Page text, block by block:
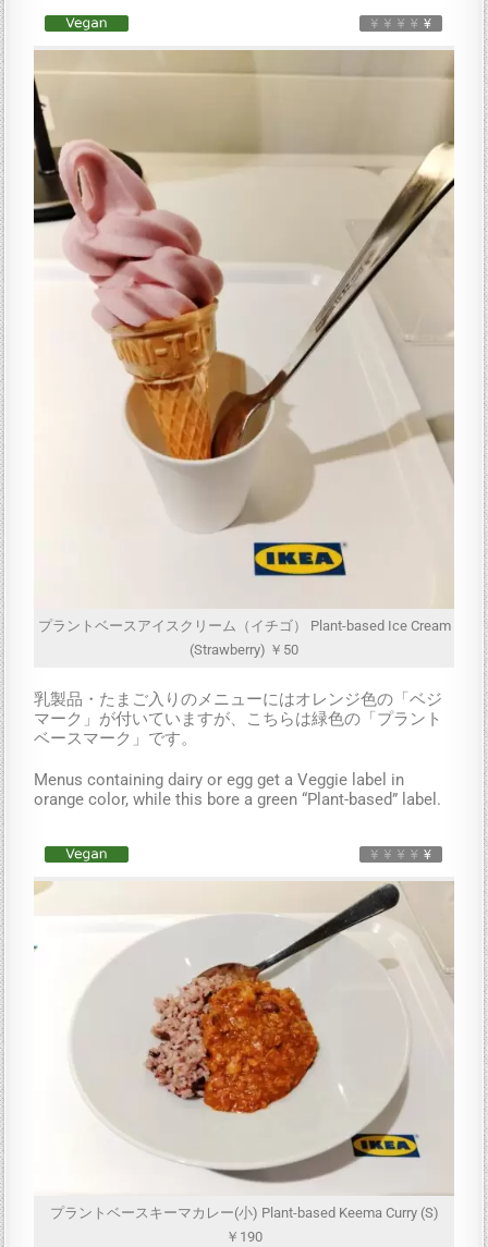
プラントベースアイスクリーム（イチゴ） Plant-based Ice Cream
(Strawberry) ￥50
乳製品・たまご入りのメニューにはオレンジ色の「ベジ
マーク」が付いていますが、こちらは緑色の「プラント
ベースマーク」です。
Menus containing dairy or egg get a Veggie label in
orange color, while this bore a green “Plant-based” label.
プラントベースキーマカレー(小) Plant-based Keema Curry (S)
￥190